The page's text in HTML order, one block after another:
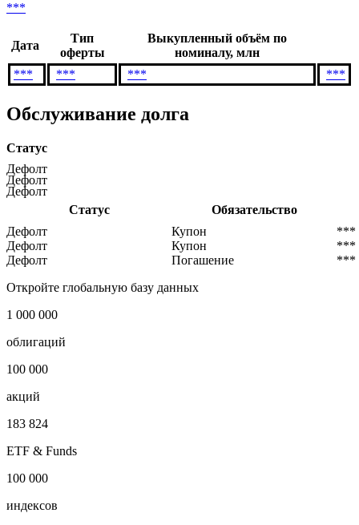
***
Дата
Тип
оферты
Выкупленный объём по
номиналу, млн
***
*** *** ***
Обслуживание долга
Статус
Дефолт
Дефолт
Дефолт
Статус
Обязательство
Дефолт
Купон
***
Дефолт
Купон
***
Дефолт
Погашение
***
Откройте глобальную базу данных
1 000 000
облигаций
100 000
акций
183 824
ETF & Funds
100 000
индексов